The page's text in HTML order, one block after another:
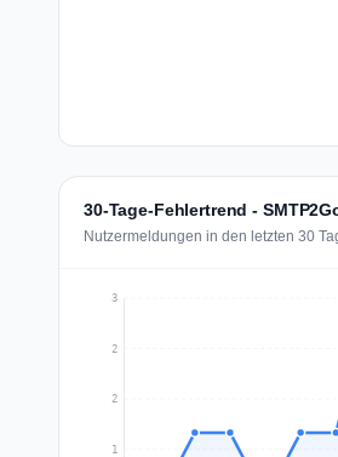
30-Tage-Fehlertrend -
Nutzermeldungen in den letzten 30
1
2
2
3